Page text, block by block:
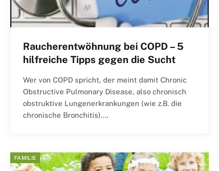
Raucherentwöhnung bei COPD – 5
hilfreiche Tipps gegen die Sucht
Wer von COPD spricht, der meint damit Chronic
Obstructive Pulmonary Disease, also chronisch
obstruktive Lungenerkrankungen (wie z.B. die
chronische Bronchitis).…
FAMILIE